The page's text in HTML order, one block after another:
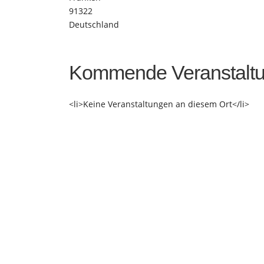
91322
Deutschland
Kommende
<li>Keine Veranstaltungen an diesem Ort</li>